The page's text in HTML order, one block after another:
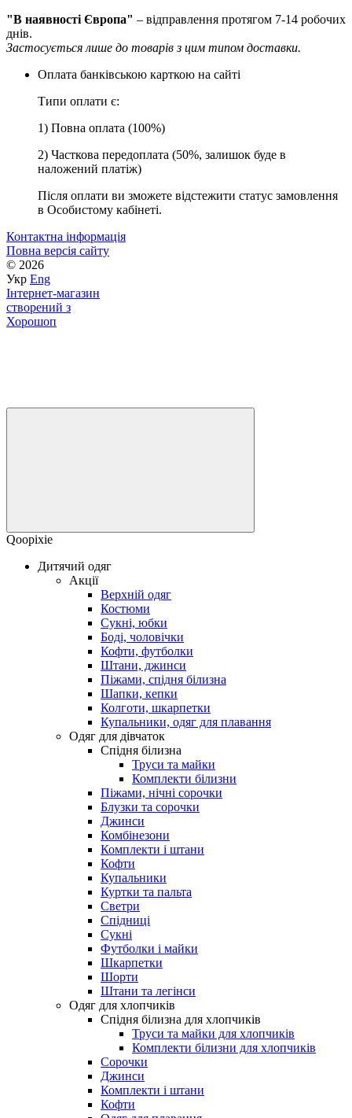
"В наявності Європа" – відправлення протягом 7-14 робочих
днів.
Застосується лише до товарів з цим типом доставки.
Оплата банківською карткою на сайті
Типи оплати є:
1) Повна оплата (100%)
2) Часткова передоплата (50%, залишок буде в
наложений платіж)
Після оплати ви зможете відстежити статус замовлення
в Особистому кабінеті.
Контактна інформація
Повна версія сайту
© 2026
Укр Eng
Інтернет-магазин
створений з
Хорошоп
Qoopixie
Дитячий одяг
Акції
Верхній одяг
Костюми
Сукні, юбки
Боді, чоловічки
Кофти, футболки
Штани, джинси
Піжами, спідня білизна
Шапки, кепки
Колготи, шкарпетки
Купальники, одяг для плавання
Одяг для дівчаток
Спідня білизна
Труси та майки
Комплекти білизни
Піжами, нічні сорочки
Блузки та сорочки
Джинси
Комбінезони
Комплекти і штани
Кофти
Купальники
Куртки та пальта
Светри
Спідниці
Сукні
Футболки і майки
Шкарпетки
Шорти
Штани та легінси
Одяг для хлопчиків
Спідня білизна для хлопчиків
Труси та майки для хлопчиків
Комплекти білизни для хлопчиків
Сорочки
Джинси
Комплекти і штани
Кофти